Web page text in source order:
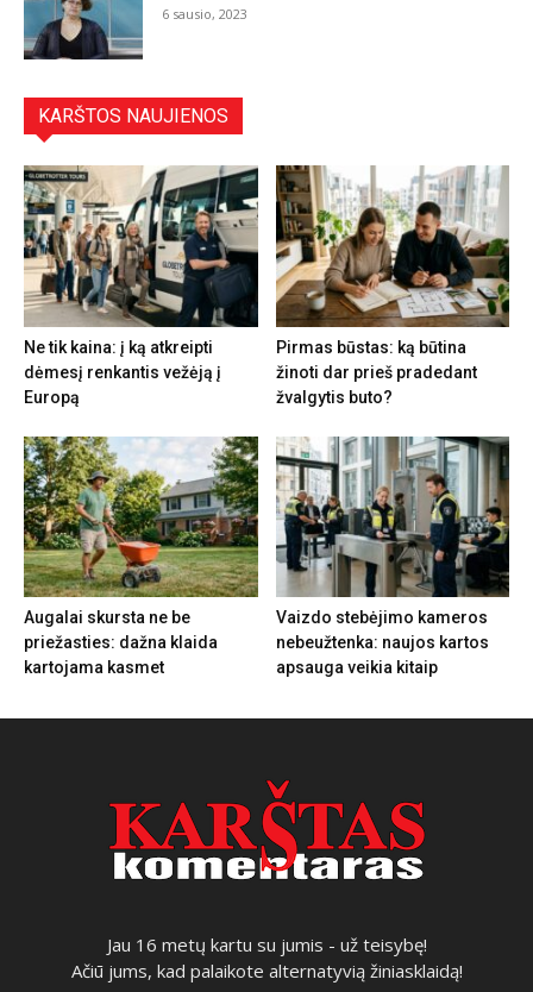
6 sausio, 2023
KARŠTOS NAUJIENOS
Ne tik kaina: į ką atkreipti
dėmesį renkantis vežėją į
Europą
Pirmas būstas: ką būtina
žinoti dar prieš pradedant
žvalgytis buto?
Augalai skursta ne be
priežasties: dažna klaida
kartojama kasmet
Vaizdo stebėjimo kameros
nebeužtenka: naujos kartos
apsauga veikia kitaip
Jau 16 metų kartu su jumis - už teisybę!
Ačiū jums, kad palaikote alternatyvią žiniasklaidą!